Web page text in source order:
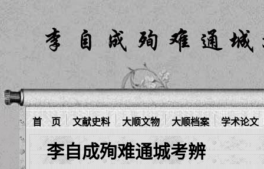
首 页 文献史料 大顺文物 大顺档案 学术论文
李自成殉难通城考辨